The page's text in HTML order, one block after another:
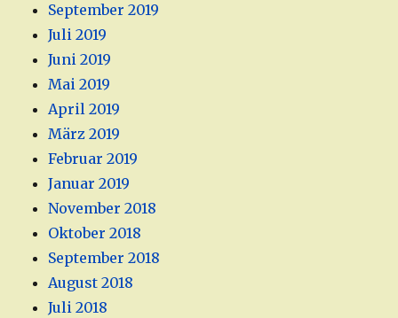
September 2019
Juli 2019
Juni 2019
Mai 2019
April 2019
März 2019
Februar 2019
Januar 2019
November 2018
Oktober 2018
September 2018
August 2018
Juli 2018